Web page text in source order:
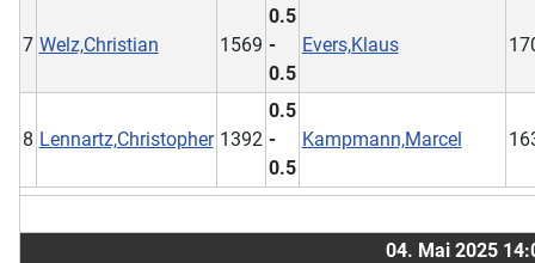
7 Welz,Christian 1569
0.5
-
0.5
Evers,Klaus
8 Lennartz,Christopher 1392
0.5
-
0.5
Kampmann,Marcel
04. Mai 2025